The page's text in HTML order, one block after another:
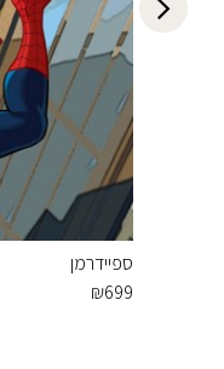
ספיידרמן
₪699